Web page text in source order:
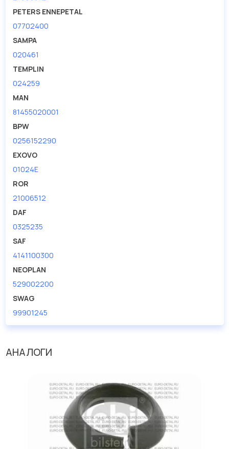
PETERS ENNEPETAL
07702400
SAMPA
020461
TEMPLIN
024259
MAN
81455020001
BPW
0256152290
EXOVO
01024E
ROR
21006512
DAF
0325235
SAF
4141100300
NEOPLAN
529002200
SWAG
99901245
АНАЛОГИ